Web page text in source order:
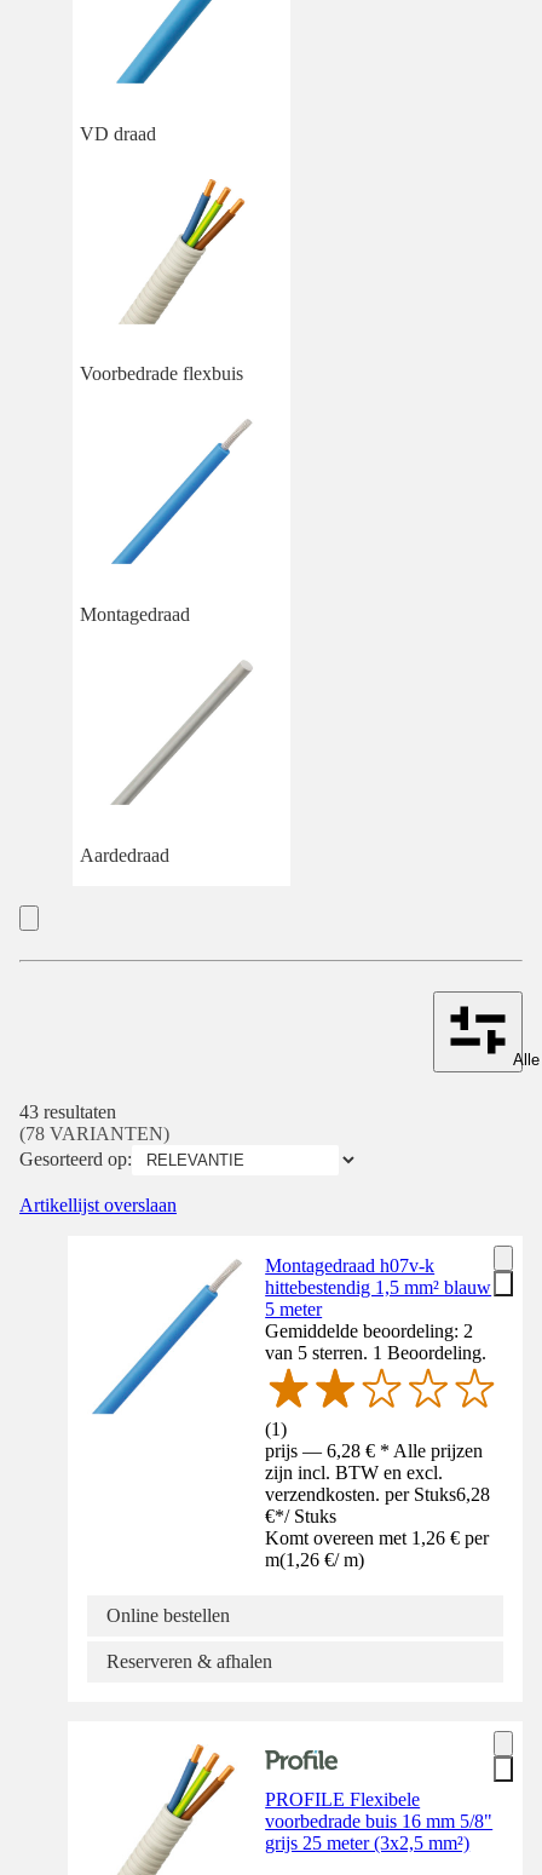
VD draad
Voorbedrade flexbuis
Montagedraad
Aardedraad
43 resultaten
(78 VARIANTEN)
Gesorteerd op:
Artikellijst overslaan
Montagedraad h07v-k
hittebestendig 1,5 mm² blauw
5 meter
Gemiddelde beoordeling: 2
van 5 sterren. 1 Beoordeling.
(1)
prijs — 6,28 € * Alle prijzen
zijn incl. BTW en excl.
verzendkosten. per Stuks6,28
€*/ Stuks
Komt overeen met 1,26 € per
m(1,26 €/ m)
Online bestellen
Reserveren & afhalen
PROFILE Flexibele
voorbedrade buis 16 mm 5/8"
grijs 25 meter (3x2,5 mm²)